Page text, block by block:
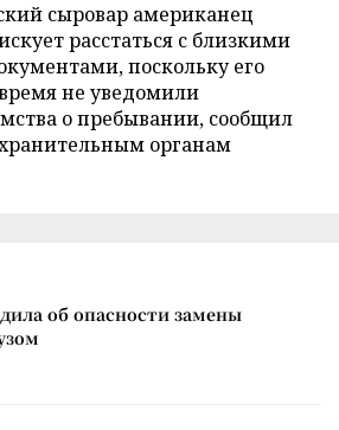
сыровар американец
расстаться с близкими
поскольку его
не уведомили
о пребывании, сообщил
органам
об опасности замены